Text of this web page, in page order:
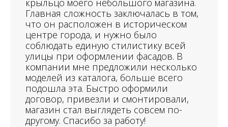
Главная сложность заключалась в том,
что он расположен в историческом
центре города, и нужно было
соблюдать единую стилистику всей
улицы при оформлении фасадов. В
компании мне предложили несколько
моделей из каталога, больше всего
подошла эта. Быстро оформили
договор, привезли и смонтировали,
магазин стал выглядеть совсем по-
другому. Спасибо за работу!